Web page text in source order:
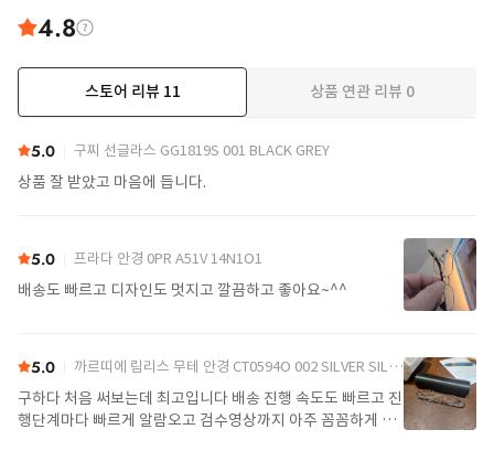
4.8
스토어 리뷰 11 상품 연관 리뷰 0
5.0 구찌 선글라스 GG1819S 001 BLACK GREY
상품 잘 받았고 마음에 듭니다.
5.0 프라다 안경 0PR A51V 14N1O1
배송도 빠르고 디자인도 멋지고 깔끔하고 좋아요~^^
5.0 까르띠에 림리스 무테 안경 CT0594O 002 SILVER SILVER TRANSPARENT
구하다 처음 써보는데 최고입니다 배송 진행 속도도 빠르고 진
행단계마다 빠르게 알람오고 검수영상까지 아주 꼼꼼하게 찍